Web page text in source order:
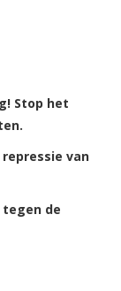
Stop het
van
de